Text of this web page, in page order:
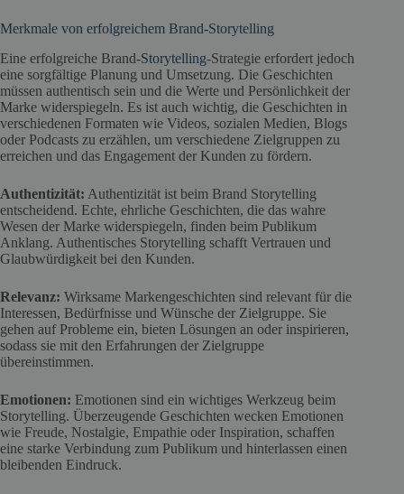
Merkmale von erfolgreichem Brand-Storytelling
Eine erfolgreiche Brand-Storytelling-Strategie erfordert jedoch
eine sorgfältige Planung und Umsetzung. Die Geschichten
müssen authentisch sein und die Werte und Persönlichkeit der
Marke widerspiegeln. Es ist auch wichtig, die Geschichten in
verschiedenen Formaten wie Videos, sozialen Medien, Blogs
oder Podcasts zu erzählen, um verschiedene Zielgruppen zu
erreichen und das Engagement der Kunden zu fördern.
Authentizität: Authentizität ist beim Brand Storytelling
entscheidend. Echte, ehrliche Geschichten, die das wahre
Wesen der Marke widerspiegeln, finden beim Publikum
Anklang. Authentisches Storytelling schafft Vertrauen und
Glaubwürdigkeit bei den Kunden.
Relevanz: Wirksame Markengeschichten sind relevant für die
Interessen, Bedürfnisse und Wünsche der Zielgruppe. Sie
gehen auf Probleme ein, bieten Lösungen an oder inspirieren,
sodass sie mit den Erfahrungen der Zielgruppe
übereinstimmen.
Emotionen: Emotionen sind ein wichtiges Werkzeug beim
Storytelling. Überzeugende Geschichten wecken Emotionen
wie Freude, Nostalgie, Empathie oder Inspiration, schaffen
eine starke Verbindung zum Publikum und hinterlassen einen
bleibenden Eindruck.